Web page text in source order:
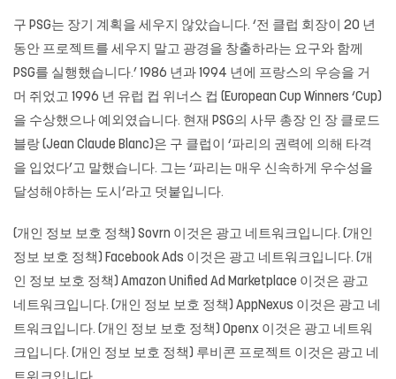
구 PSG는 장기 계획을 세우지 않았습니다. ‘전 클럽 회장이 20 년
동안 프로젝트를 세우지 말고 광경을 창출하라는 요구와 함께
PSG를 실행했습니다.’ 1986 년과 1994 년에 프랑스의 우승을 거
머 쥐었고 1996 년 유럽 컵 위너스 컵 (European Cup Winners ‘Cup)
을 수상했으나 예외였습니다. 현재 PSG의 사무 총장 인 장 클로드
블랑 (Jean Claude Blanc)은 구 클럽이 ‘파리의 권력에 의해 타격
을 입었다’고 말했습니다. 그는 ‘파리는 매우 신속하게 우수성을
달성해야하는 도시’라고 덧붙입니다.
(개인 정보 보호 정책) Sovrn 이것은 광고 네트워크입니다. (개인
정보 보호 정책) Facebook Ads 이것은 광고 네트워크입니다. (개
인 정보 보호 정책) Amazon Unified Ad Marketplace 이것은 광고
네트워크입니다. (개인 정보 보호 정책) AppNexus 이것은 광고 네
트워크입니다. (개인 정보 보호 정책) Openx 이것은 광고 네트워
크입니다. (개인 정보 보호 정책) 루비콘 프로젝트 이것은 광고 네